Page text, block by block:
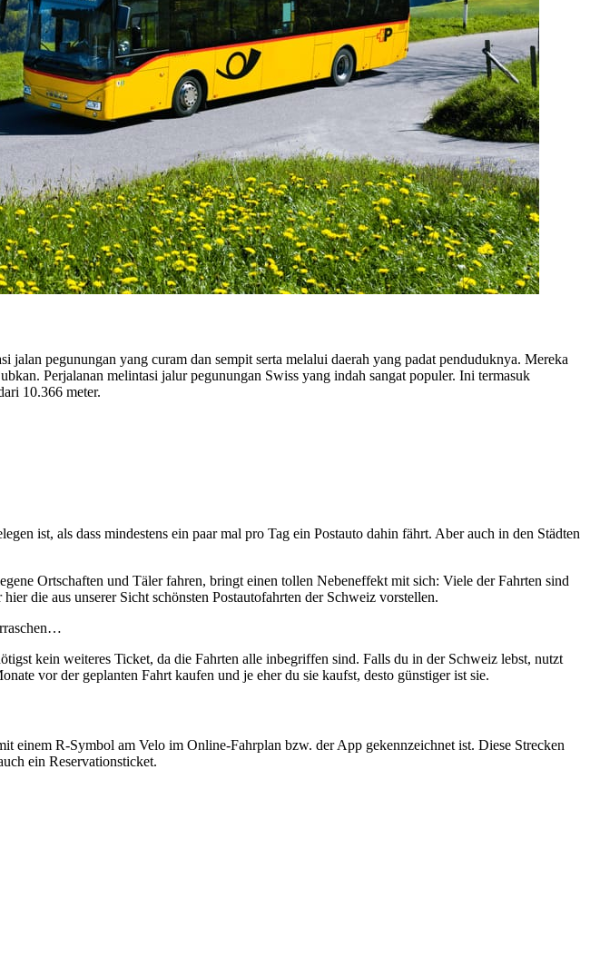
pegunungan yang curam dan sempit serta melalui daerah yang padat penduduknya. Mereka
Perjalanan melintasi jalur pegunungan Swiss yang indah sangat populer. Ini termasuk
10.366 meter.
ist, als dass mindestens ein paar mal pro Tag ein Postauto dahin fährt. Aber auch in den Städten
Ortschaften und Täler fahren, bringt einen tollen Nebeneffekt mit sich: Viele der Fahrten sind
die aus unserer Sicht schönsten Postautofahrten der Schweiz vorstellen.
kein weiteres Ticket, da die Fahrten alle inbegriffen sind. Falls du in der Schweiz lebst, nutzt
vor der geplanten Fahrt kaufen und je eher du sie kaufst, desto günstiger ist sie.
einem R-Symbol am Velo im Online-Fahrplan bzw. der App gekennzeichnet ist. Diese Strecken
ein Reservationsticket.